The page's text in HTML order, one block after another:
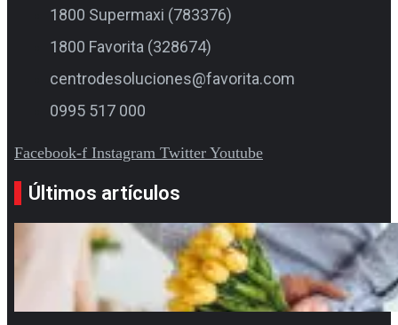
1800 Supermaxi (783376)
1800 Favorita (328674)
centrodesoluciones@favorita.com
0995 517 000
Facebook-f Instagram Twitter Youtube
Últimos artículos